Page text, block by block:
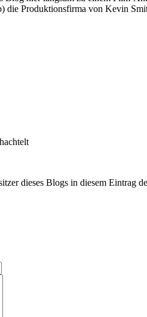
die Produktionsfirma von Kevin
dieses Blogs in diesem Eintrag